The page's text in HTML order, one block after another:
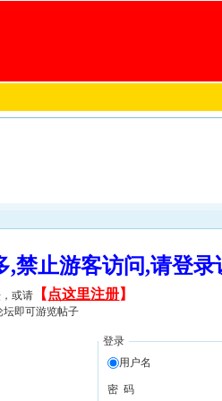
,禁止游客访问,请登
或请 【 点这里注册】
坛即可游览帖子
登录
用户名
密 码